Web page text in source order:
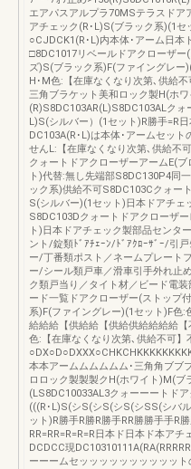
エアパスアルプラ70MSテラスドア
アチェック(R･L)S(ブラック系)(1セ
○CJDCK1(R･L)内本体･アーム日本
□8DC1017リベールドアクローザー
ズ)S(ブラック系)F(ファイングレー
H･M色:【在庫なくなり次第､供給
三角ブラケット美和ロック製H(ホ
(R)S8DC103AR(L)S8DC103ALクォ
L)S(シルバー）(1セット)R勝手=R
DC103A(R･L)は本体･アームセット
せんL:【在庫なくなり次第､供給不
クォートドアクローザーアームE(
ト)代替:無し先端部S8DC130P4同
ック系)供給不可S8DC103Cクォー
S(シルバー)(1セット)日本ドアチェ
S8DC103Dクォートドアクローザ
ト)日本ドアチェック製部品センタ
ント/錠類ﾄﾞｱﾁｪｰﾝ/ﾄﾞｱｸﾛｰｻﾞｰ/引
ー/丁番類ポスト／ネームプレート
ー/シール類戸車／滑車引手外れ止
ク類戸当り／タイト材／ビード電
ード一覧ドアクローザー(ストップ
系)F(ファイングレー)(1セット)F色:
給給給【供給給【供給供給給給給
色:【在庫なくなり次第､供給不可】
本本アームムムムムム･三角角ブブ
ロロック製製製クH(ホワイト)M(ブ
(LS8DC10033AL3クォーーートド
(((R･L)S(シS(シS(シS(シSS(シバ
ット)R勝手R勝R勝手RR勝勝手手R
RR=RR=R=R=R日本ド日本ド本ア
DCDCC現
ーーームセッッッッッッッッッッ